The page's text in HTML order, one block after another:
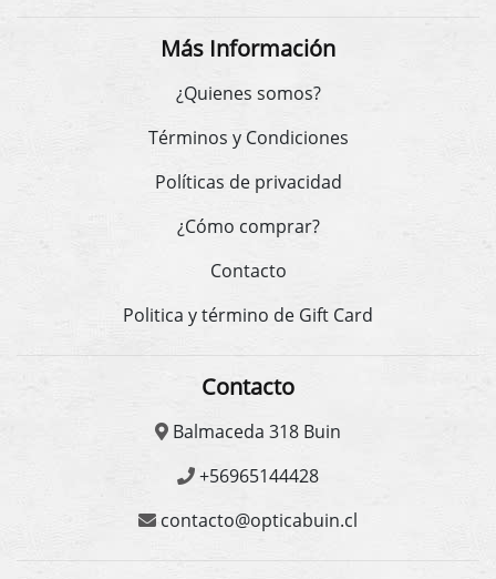
Más Información
¿Quienes somos?
Términos y Condiciones
Políticas de privacidad
¿Cómo comprar?
Contacto
Politica y término de Gift Card
Contacto
Balmaceda 318 Buin
+56965144428
contacto@opticabuin.cl